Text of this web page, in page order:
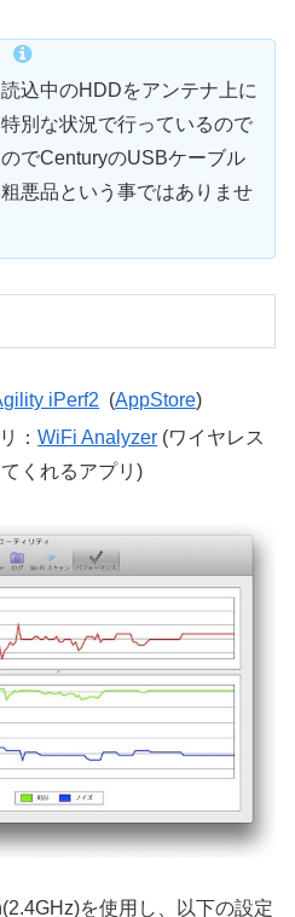
込中のHDDをアンテナ上に
別な状況で行っているので
でCenturyのUSBケーブル
悪品という事ではありませ
iPerf2 (AppStore)
：WiFi Analyzer (ワイヤレス
くれるアプリ)
を使用し、以下の設定